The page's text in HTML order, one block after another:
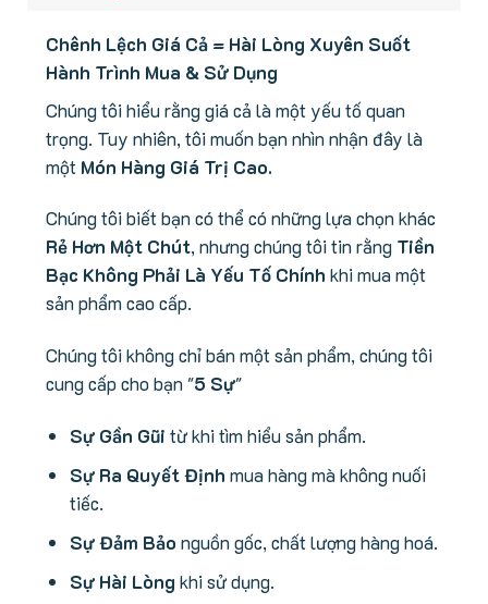
Chênh Lệch Giá Cả = Hài Lòng Xuyên Suốt
Hành Trình Mua & Sử Dụng
Chúng tôi hiểu rằng giá cả là một yếu tố quan
trọng. Tuy nhiên, tôi muốn bạn nhìn nhận đây là
một Món Hàng Giá Trị Cao.
Chúng tôi biết bạn có thể có những lựa chọn khác
Rẻ Hơn Một Chút, nhưng chúng tôi tin rằng Tiền
Bạc Không Phải Là Yếu Tố Chính khi mua một
sản phẩm cao cấp.
Chúng tôi không chỉ bán một sản phẩm, chúng tôi
cung cấp cho bạn "5 Sự"
Sự Gần Gũi từ khi tìm hiểu sản phẩm.
Sự Ra Quyết Định mua hàng mà không nuối
tiếc.
Sự Đảm Bảo nguồn gốc, chất lượng hàng hoá.
Sự Hài Lòng khi sử dụng.